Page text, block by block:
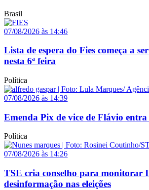
Brasil
07/08/2026 às 14:46
Lista de espera do Fies começa a
nesta 6ª feira
Política
07/08/2026 às 14:39
Emenda Pix de vice de Flávio
Política
07/08/2026 às 14:26
TSE cria conselho para monitorar
desinformação nas eleições